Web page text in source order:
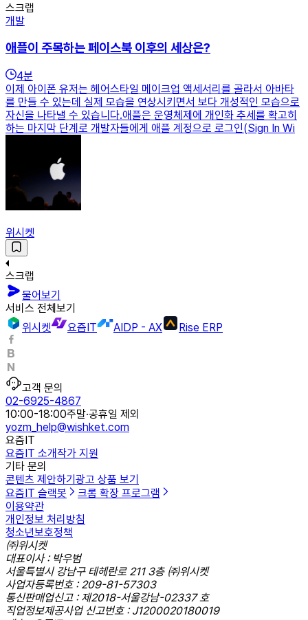
스크랩
개발
애플이 주목하는 페이스북 이후의 세상은?
4분
이제 아이폰 유저는 헤어스타일 메이크업 액세서리를 골라서 아바타
를 만들 수 있는데 실제 모습을 연상시키면서 보다 개성적인 모습으로
자신을 나타낼 수 있습니다.애플은 운영체제에 개인화 추세를 확고히
하는 마지막 단계로 개발자들에게 애플 계정으로 로그인(Sign In Wi
위시켓
스크랩
물어보기
서비스 전체보기
위시켓
요즘IT AIDP - AX Rise ERP
고객 문의
02-6925-4867
10:00-18:00주말·공휴일 제외
yozm_help@wishket.com
요즘IT
요즘IT 소개작가 지원
기타 문의
콘텐츠 제안하기 광고 상품 보기
요즘IT 슬랙봇
크롬 확장 프로그램
이용약관
개인정보 처리방침
청소년보호정책
㈜위시켓
대표이사 : 박우범
서울특별시 강남구 테헤란로 211 3층 ㈜위시켓
사업자등록번호 : 209-81-57303
통신판매업신고 : 제2018-서울강남-02337 호
직업정보제공사업 신고번호 : J1200020180019